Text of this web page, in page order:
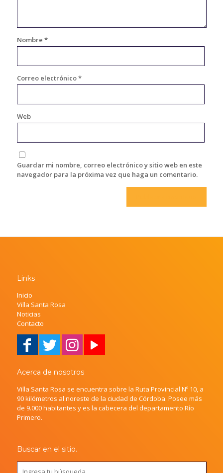
Nombre *
Correo electrónico*
Web
Guardar mi nombre, correo electrónico y sitio web en este
navegador para la próxima vez que haga un comentario.
Links
Inicio
Villa Santa Rosa
Noticias
Contacto
Acerca de nosotros
Villa Santa Rosa se encuentra sobre la Ruta Provincial Nº 10, a
90 kilómetros al noreste de la ciudad de Córdoba. Posee más
de 9.000 habitantes y es la cabecera del departamento Río
Primero.
Buscar en el sitio.